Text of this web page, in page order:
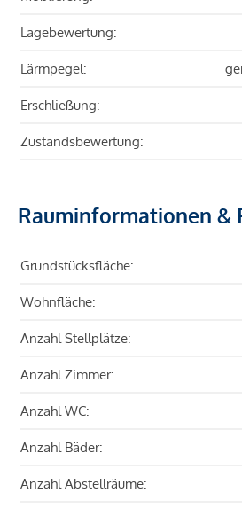
Lagebewertung:
Lärmpegel:
Erschließung:
Zustandsbewertung:
Rauminformationen &
Grundstücksfläche:
Wohnfläche:
Anzahl Stellplätze:
Anzahl Zimmer:
Anzahl WC:
Anzahl Bäder:
Anzahl Abstellräume: